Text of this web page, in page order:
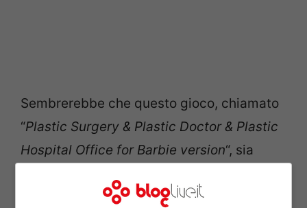
Sembrerebbe che questo gioco, chiamato
“Plastic Surgery & Plastic Doctor & Plastic
Hospital Office for Barbie version“, sia
volte, da utenti di tutte le età. Non è tutto.